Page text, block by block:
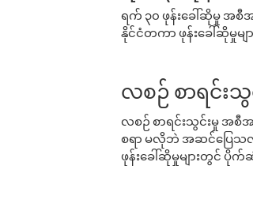
ရက် ၃၀ ဖုန်းခေါ်ဆိုမှု အ
နိုင်ငံတကာ ဖုန်းခေါ်ဆိုမှု
လစဉ် စာရင်းသွ
လစဉ် စာရင်းသွင်းမှု အစီ
စရာ မလိုဘဲ အဆင်ပြေသ
ဖုန်းခေါ်ဆိုမှုများတွင် ပို